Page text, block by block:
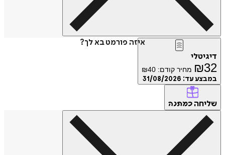
איזה פורמט בא לך?
דיגיטלי
₪32 מחיר קודם: ₪40
במבצע עד: 31/08/2026
שליחה כמתנה